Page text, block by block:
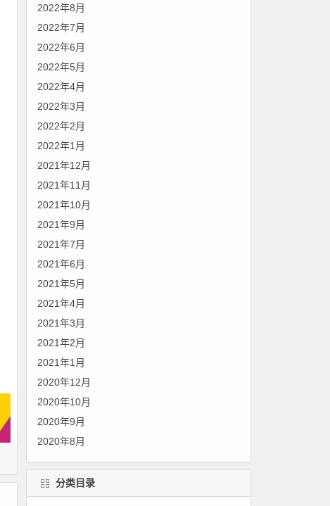
2022年8月
2022年7月
2022年6月
2022年5月
2022年4月
2022年3月
2022年2月
2022年1月
2021年12月
2021年11月
2021年10月
2021年9月
2021年7月
2021年6月
2021年5月
2021年4月
2021年3月
2021年2月
2021年1月
2020年12月
2020年10月
2020年9月
2020年8月
分类目录